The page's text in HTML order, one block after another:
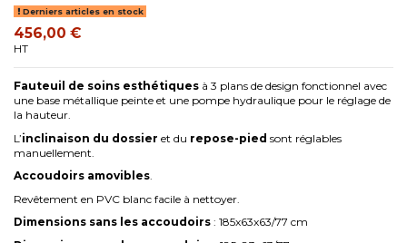
Derniers articles en stock
456,00 €
HT
Fauteuil de soins esthétiques à 3 plans de design fonctionnel avec
une base métallique peinte et une pompe hydraulique pour le réglage de
la hauteur.
L’inclinaison du dossier et du repose-pied sont réglables
manuellement.
Accoudoirs amovibles.
Revêtement en PVC blanc facile à nettoyer.
Dimensions sans les accoudoirs : 185x63x63/77 cm